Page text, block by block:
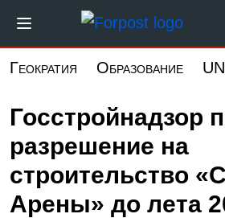
основному
Форпост
Геократия Образование
Госстройнадзор
разрешение на
строительство
Арены» до лета